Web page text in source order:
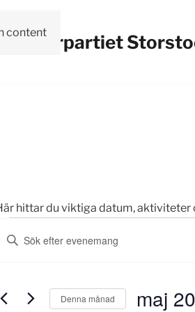
content
hittar du viktiga datum,
Evenemang
Evenemang
and
Ange
efter
Evenemang
Denna månad maj